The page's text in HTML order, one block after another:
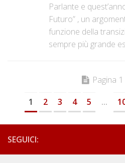
Parlante e
Futuro” , un
funzione della
sempre più grande
Pagina
1 2 3 4 5 ...
SEGUICI: